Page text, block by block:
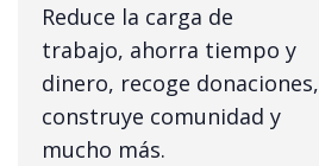
Reduce la carga de
trabajo, ahorra tiempo y
dinero, recoge donaciones,
construye comunidad y
mucho más.